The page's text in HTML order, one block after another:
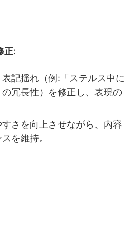
正:
記揺れ（例:「ステルス中に
冗長性）を修正し、表現の
さを向上させながら、内容
を維持。